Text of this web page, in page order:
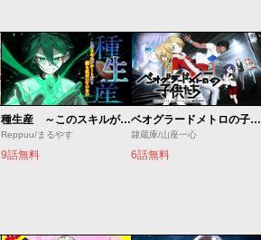
種生産 ～このスキルがチートだとまだ誰も気付いていない～
Reppuu/まるやす
9話無料
ベオグラードメトロの子供たち
隷蔵庫/山座一心
6話無料